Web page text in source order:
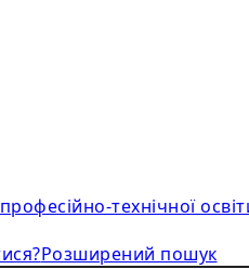
технічної
Розширений пошук